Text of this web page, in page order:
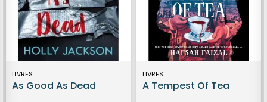
LIVRES
As Good As Dead
LIVRES
A Tempest Of Tea